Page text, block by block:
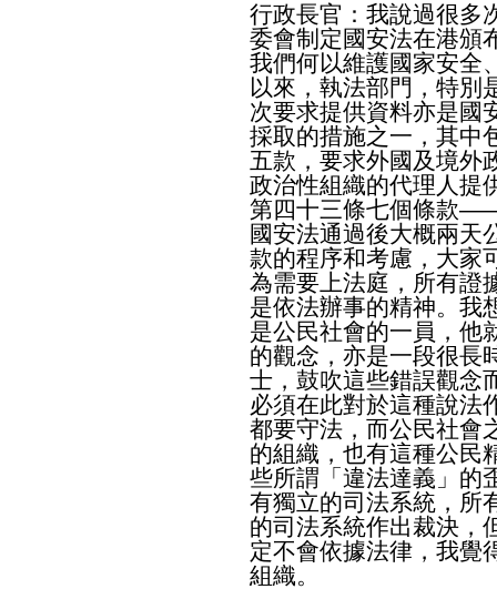
行政長官：我說過很多
委會制定國安法在港頒
我們何以維護國家安全
以來，執法部門，特別
次要求提供資料亦是國
採取的措施之一，其中
五款，要求外國及境外
政治性組織的代理人
第四十三條七個條款
國安法通過後大概兩天
款的程序和考慮，大家
為需要上法庭，所有證
是依法辦事的精神。我
是公民社會的一員，他
的觀念，亦是一段很長
士，鼓吹這些錯誤觀念
必須在此對於這種說法
都要守法，而公民社會
的組織，也有這種公民
些所謂「違法達義」的
有獨立的司法系統，所
的司法系統作出裁決，
定不會依據法律，我覺
組織。